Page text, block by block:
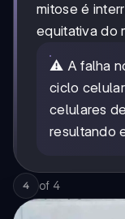
mitose é
equitativa do
⚠️ A falha
ciclo
celulares
resultando
4 of 4